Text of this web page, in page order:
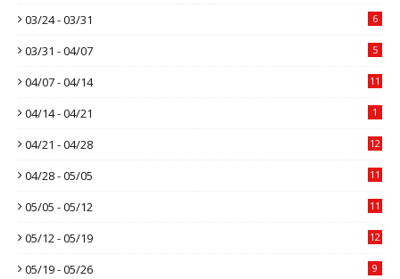
03/24 - 03/31 6
03/31 - 04/07 5
04/07 - 04/14 11
04/14 - 04/21 1
04/21 - 04/28 12
04/28 - 05/05 11
05/05 - 05/12 11
05/12 - 05/19 12
05/19 - 05/26 9